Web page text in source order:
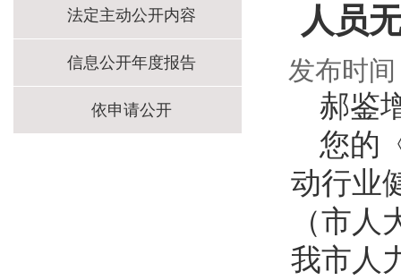
法定主动公开内容
信息公开年度报告
依申请公开
人员
发布时
郝鉴
您的
动行业
（市
我市人